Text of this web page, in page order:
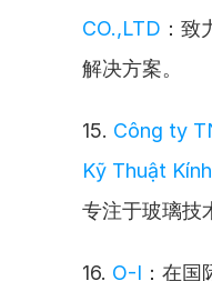
CO.,LTD ：
解决方案。
15. Công ty
Kỹ Thuật
专注于玻璃技
16. O-I ：在